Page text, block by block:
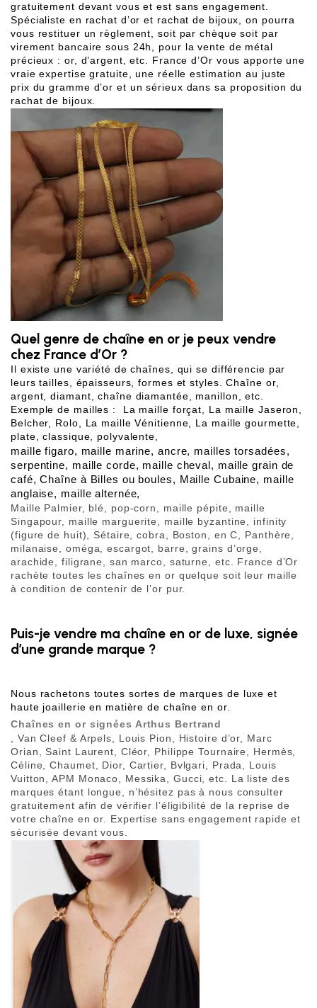
gratuitement devant vous et est sans engagement.
Spécialiste en rachat d’or et rachat de bijoux, on pourra
vous restituer un règlement, soit par chèque soit par
virement bancaire sous 24h, pour la vente de métal
précieux : or, d’argent, etc. France d’Or vous apporte une
vraie expertise gratuite, une réelle estimation au juste
prix du gramme d’or et un sérieux dans sa proposition du
rachat de bijoux.
Quel genre de chaîne en or je peux vendre
chez France d’Or ?
Il existe une variété de chaînes, qui se différencie par
leurs tailles, épaisseurs, formes et styles. Chaîne or,
argent, diamant, chaîne diamantée, manillon, etc.
Exemple de mailles :  La maille forçat, La maille Jaseron,
Belcher, Rolo, La maille Vénitienne, La maille gourmette,
plate, classique, polyvalente,
maille figaro, maille marine, ancre, mailles torsadées,
serpentine, maille corde, maille cheval, maille grain de
café, Chaîne à Billes ou boules, Maille Cubaine, maille
anglaise, maille alternée,
Maille Palmier, blé, pop-corn, maille pépite, maille
Singapour, maille marguerite, maille byzantine, infinity
(figure de huit), Sétaire, cobra, Boston, en C, Panthère,
milanaise, oméga, escargot, barre, grains d’orge,
arachide, filigrane, san marco, saturne, etc. France d’Or
rachète toutes les chaînes en or quelque soit leur maille
à condition de contenir de l’or pur.
Puis-je vendre ma chaîne en or de luxe, signée
d’une grande marque ?
Nous rachetons toutes sortes de marques de luxe et
haute joaillerie en matière de chaîne en or.
Chaînes en or signées Arthus Bertrand
, Van Cleef & Arpels, Louis Pion, Histoire d’or, Marc
Orian, Saint Laurent, Cléor, Philippe Tournaire, Hermès,
Céline, Chaumet, Dior, Cartier, Bvlgari, Prada, Louis
Vuitton, APM Monaco, Messika, Gucci, etc. La liste des
marques étant longue, n’hésitez pas à nous consulter
gratuitement afin de vérifier l’éligibilité de la reprise de
votre chaîne en or. Expertise sans engagement rapide et
sécurisée devant vous.